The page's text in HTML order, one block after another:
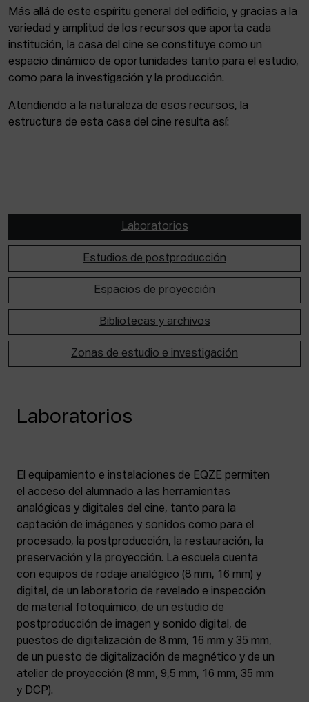
Más allá de este espíritu general del edificio, y gracias a la
variedad y amplitud de los recursos que aporta cada
institución, la casa del cine se constituye como un
espacio dinámico de oportunidades tanto para el estudio,
como para la investigación y la producción.
Atendiendo a la naturaleza de esos recursos, la
estructura de esta casa del cine resulta así:
Laboratorios
Estudios de postproducción
Espacios de proyección
Bibliotecas y archivos
Zonas de estudio e investigación
Laboratorios
El equipamiento e instalaciones de EQZE permiten
el acceso del alumnado a las herramientas
analógicas y digitales del cine, tanto para la
captación de imágenes y sonidos como para el
procesado, la postproducción, la restauración, la
preservación y la proyección. La escuela cuenta
con equipos de rodaje analógico (8 mm, 16 mm) y
digital, de un laboratorio de revelado e inspección
de material fotoquímico, de un estudio de
postproducción de imagen y sonido digital, de
puestos de digitalización de 8 mm, 16 mm y 35 mm,
de un puesto de digitalización de magnético y de un
atelier de proyección (8 mm, 9,5 mm, 16 mm, 35 mm
y DCP).